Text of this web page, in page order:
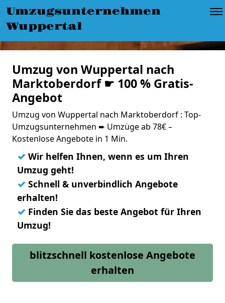
Umzugsunternehmen
Wuppertal
Umzug von Wuppertal nach
Marktoberdorf ☛ 100 % Gratis-
Angebot
Umzug von Wuppertal nach Marktoberdorf : Top-
Umzugsunternehmen ➨ Umzüge ab 78€ –
Kostenlose Angebote in 1 Min.
✓ Wir helfen Ihnen, wenn es um Ihren
Umzug geht!
✓ Schnell & unverbindlich Angebote
erhalten!
✓ Finden Sie das beste Angebot für Ihren
Umzug!
blitzschnell kostenlose Angebote
erhalten